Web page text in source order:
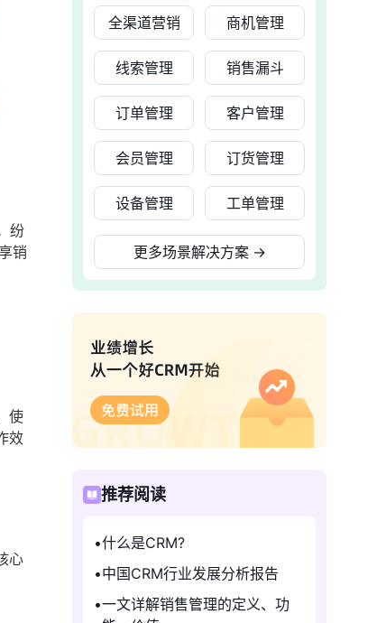
纷
销
使
效
心
全渠道营销 商机管理
线索管理 销售漏斗
订单管理 客户管理
会员管理 订货管理
设备管理 工单管理
更多场景解决方案 →
推荐阅读
什么是CRM?
中国CRM行业发展分析报告
一文详解销售管理的定义、功